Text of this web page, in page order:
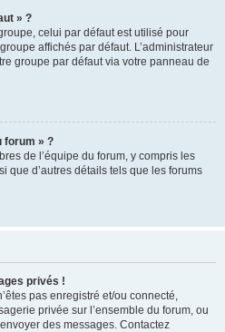
» ?
celui par défaut est utilisé pour
affichés par défaut. L’administrateur
groupe par défaut via votre panneau de
forum » ?
de l’équipe du forum, y compris les
que d’autres détails tels que les forums
privés !
pas enregistré et/ou connecté,
privée sur l’ensemble du forum, ou
des messages. Contactez